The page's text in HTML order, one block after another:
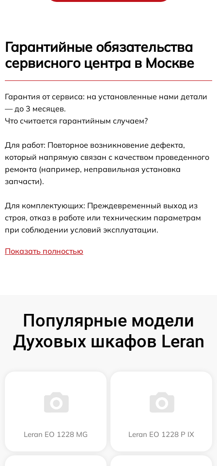
Гарантийные обязательства
сервисного центра в Москве
Гарантия от сервиса: на установленные нами детали
— до 3 месяцев.
Что считается гарантийным случаем?
Для работ: Повторное возникновение дефекта,
который напрямую связан с качеством проведенного
ремонта (например, неправильная установка
запчасти).
Для комплектующих: Преждевременный выход из
строя, отказ в работе или техническим параметрам
при соблюдении условий эксплуатации.
Показать полностью
Популярные модели
Духовых шкафов Leran
Leran EO 1228 MG Leran EO 1228 P IX